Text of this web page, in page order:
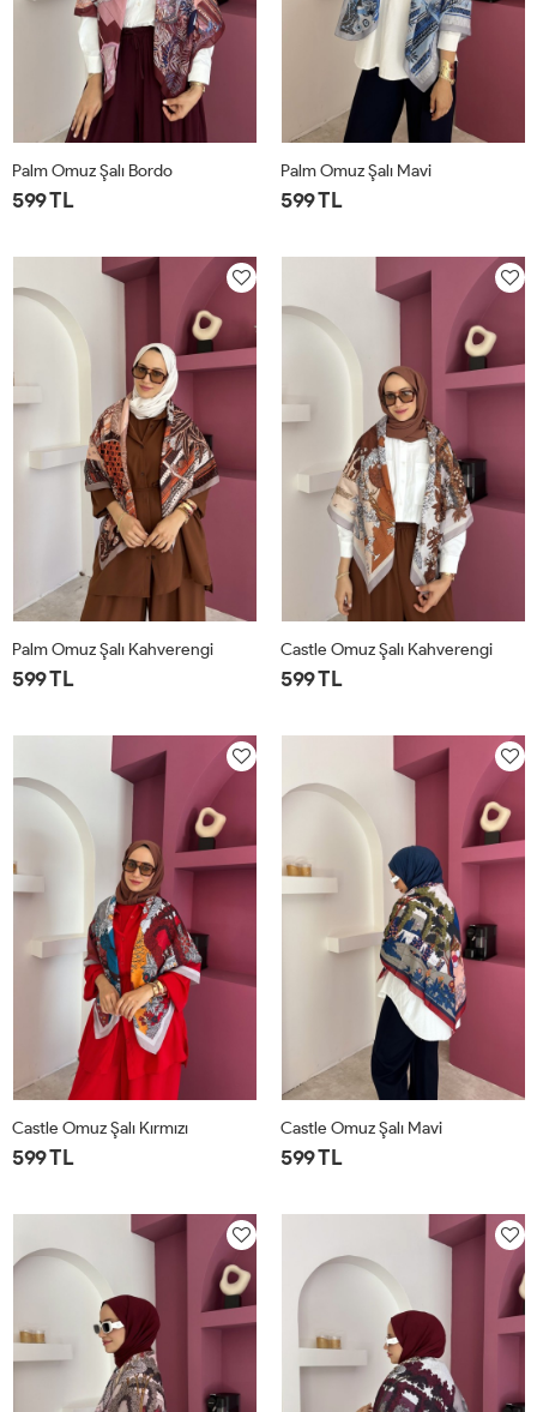
Palm Omuz Şalı Bordo
599 TL
Palm Omuz Şalı Mavi
599 TL
Palm Omuz Şalı Kahverengi
599 TL
Castle Omuz Şalı Kahverengi
599 TL
Castle Omuz Şalı Kırmızı
599 TL
Castle Omuz Şalı Mavi
599 TL